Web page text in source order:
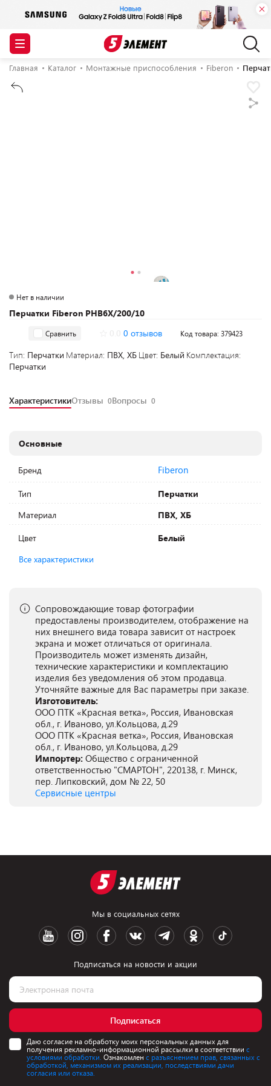
Главная Каталог Монтажные приспособления Fiberon
Перчатки Fiberon PHB6X/200/10
Нет в наличии
Сравнить 0 отзывов Код товара: 379423
Тип: Перчатки Материал: ПВХ, ХБ Цвет: Белый Комплектация:
Перчатки
ХарактеристикиОтзывы 0Вопросы 0
Основные
Бренд Fiberon
Тип
Перчатки
Материал
ПВХ, ХБ
Цвет
Белый
Все характеристики
Сопровождающие товар фотографии
предоставлены производителем, отображение на
них внешнего вида товара зависит от настроек
экрана и может отличаться от оригинала.
Производитель может изменять дизайн,
технические характеристики и комплектацию
изделия без уведомления об этом продавца.
Уточняйте важные для Вас параметры при заказе.
Изготовитель:
ООО ПТК «Красная ветка», Россия, Ивановская
обл., г. Иваново, ул.Кольцова, д.29
ООО ПТК «Красная ветка», Россия, Ивановская
обл., г. Иваново, ул.Кольцова, д.29
Импортер: Общество с ограниченной
ответственностью "СМАРТОН", 220138, г. Минск,
пер. Липковский, дом № 22, 50
Сервисные центры
Мы в социальных сетях
Подписаться на новости и акции
Подписаться
Даю согласие на обработку моих персональных данных для
получения рекламно-информационной рассылки в соответствии с
условиями обработки. Ознакомлен с разъяснением прав, связанных с
обработкой, механизмом их реализации, последствиями дачи
согласия или отказа.